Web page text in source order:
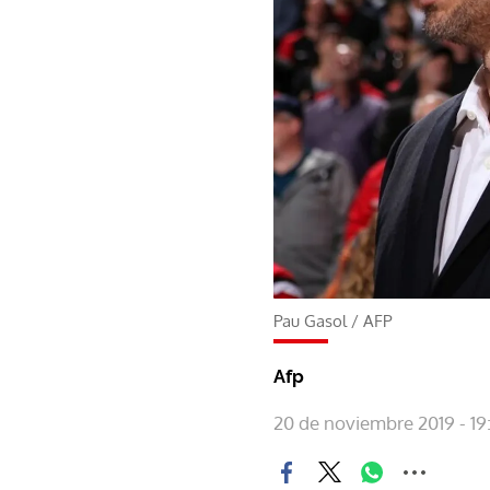
Pau Gasol / AFP
Afp
20 de noviembre 2019 -